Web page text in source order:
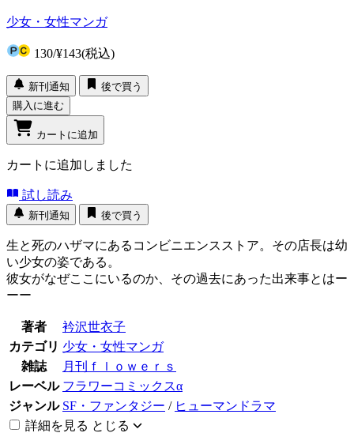
少女・女性マンガ
130/¥143(税込)
新刊通知
後で買う
購入に進む
カートに追加
カートに追加しました
試し読み
新刊通知 後で買う
生と死のハザマにあるコンビニエンスストア。その店長は幼
い少女の姿である。
彼女がなぜここにいるのか、その過去にあった出来事とはー
ーー
著者
衿沢世衣子
カテゴリ 少女・女性マンガ
雑誌
月刊ｆｌｏｗｅｒｓ
レーベル フラワーコミックスα
ジャンル SF・ファンタジー / ヒューマンドラマ
詳細を見る とじる